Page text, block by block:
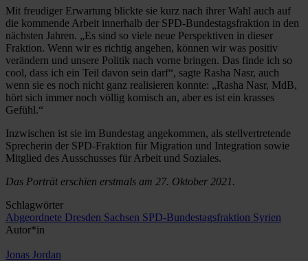
Mit freudiger Erwartung blickte sie kurz nach ihrer Wahl auch auf
die kommende Arbeit innerhalb der SPD-Bundestagsfraktion in den
nächsten Jahren. „Es sind so viele neue Perspektiven in dieser
Fraktion. Wenn wir es richtig angehen, können wir was positiv
verändern und unsere Politik nach vorne bringen. Das finde ich so
cool, dass ich ein Teil davon sein darf“, sagte Rasha Nasr, auch
wenn sie es noch nicht ganz realisieren konnte: „Rasha Nasr, MdB,
hört sich immer noch völlig komisch an, aber es ist ein krasses
Gefühl.“
Inzwischen ist sie im Bundestag angekommen, als stellvertretende
Sprecherin der SPD-Fraktion für Migration und Integration sowie
Mitglied des Ausschusses für Arbeit und Soziales.
Das Porträt erschien erstmals am 27. Oktober 2021.
Schlagwörter
Abgeordnete Dresden Sachsen SPD-Bundestagsfraktion Syrien
Autor*in
Jonas Jordan